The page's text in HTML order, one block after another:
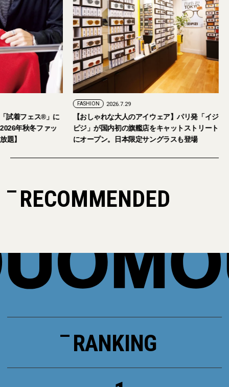
2026年9月5日・6日開催。「試着フェス®︎」に
読者の皆さまをご招待。【2026年秋冬ファッ
ション＆美容アイテム試し放題】
【おしゃれな大人
ピジ」が国内初の
にオープン。日本
RECOMMENDED
RANKING